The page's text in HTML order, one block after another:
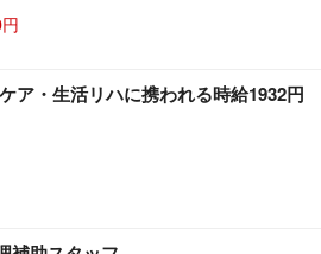
ア・生活リハに携われる時給1932円